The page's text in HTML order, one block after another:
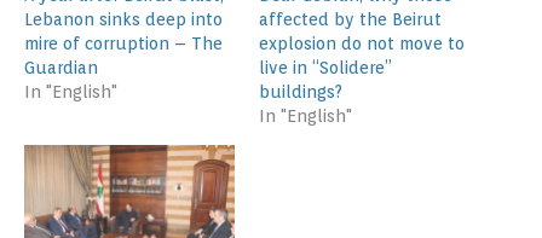
Lebanon sinks deep into
mire of corruption – The
Guardian
In "English"
affected by the Beirut
explosion do not move to
live in “Solidere”
buildings?
In "English"